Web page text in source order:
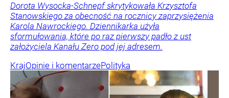
Dorota Wysocka-Schnepf skrytykowała Krzysztofa
Stanowskiego za obecność na rocznicy zaprzysiężenia
Karola Nawrockiego. Dziennikarka użyła
sformułowania, które po raz pierwszy padło z ust
założyciela Kanału Zero pod jej adresem.
KrajOpinie i komentarzePolityka